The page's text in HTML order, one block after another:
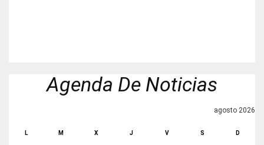
Agenda De Noticias
agosto 2026
L M X J V S D